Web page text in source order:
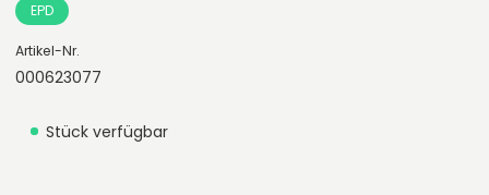
EPD
Artikel-Nr.
000623077
Stück verfügbar